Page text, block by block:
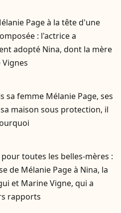
Page à la tête d'une
: l'actrice a
adopté Nina, dont la mère
sa femme Mélanie Page, ses
maison sous protection, il
toutes les belles-mères :
de Mélanie Page à Nina, la
et Marine Vigne, qui a
rapports